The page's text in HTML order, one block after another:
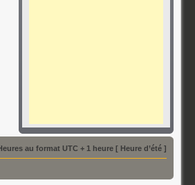
au format UTC + 1 heure [ Heure d’été ]